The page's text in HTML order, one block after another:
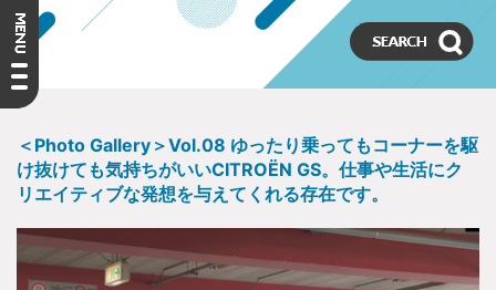
＜Photo Gallery＞Vol.08 ゆったり乗ってもコーナーを駆
け抜けても気持ちがいいCITROËN GS。仕事や生活にク
リエイティブな発想を与えてくれる存在です。